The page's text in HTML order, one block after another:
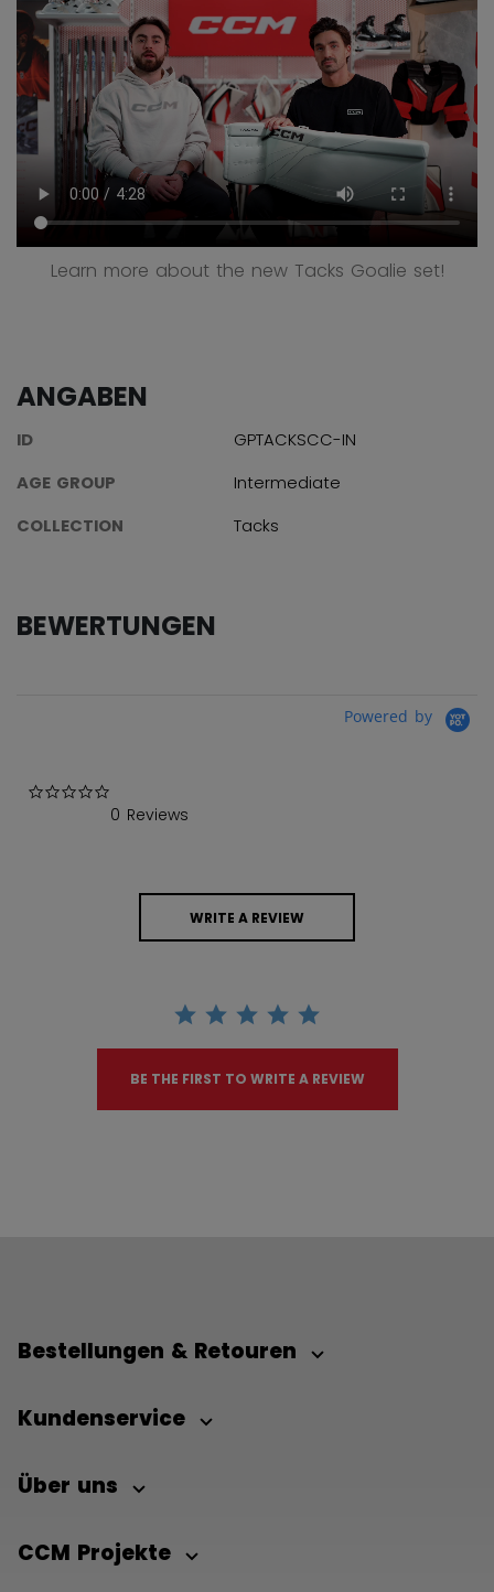
Learn more about the new Tacks Goalie set!
ANGABEN
ID
GPTACKSCC-IN
AGE GROUP
Intermediate
COLLECTION
Tacks
BEWERTUNGEN
Powered by
0 Reviews
WRITE A REVIEW
BE THE FIRST TO WRITE A REVIEW
Bestellungen & Retouren
Kundenservice
Über uns
CCM Projekte